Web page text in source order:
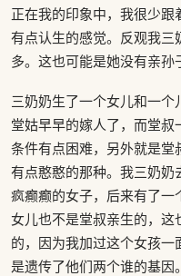
正在我的印象中，我很少跟
有点认生的感觉。反观我
多。这也可能是她没有亲孙
三奶奶生了一个女儿和一个
堂姑早早的嫁人了，而堂
条件有点困难，另外就是
有点憨憨的那种。我三奶
疯癫癫的女子，后来有了
女儿也不是堂叔亲生的，
的，因为我加过这个女孩
是遗传了他们两个谁的基因。